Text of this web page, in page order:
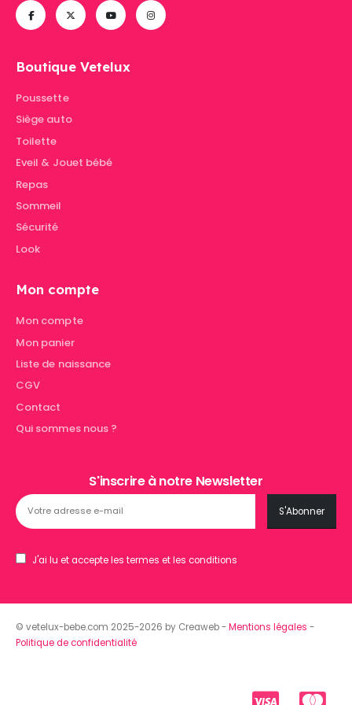
Boutique Vetelux
Poussette
Siège auto
Toilette
Eveil & Jouet bébé
Repas
Sommeil
Sécurité
Look
Mon compte
Mon compte
Mon panier
Liste de naissance
CGV
Contact
Qui sommes nous ?
S'inscrire à notre Newsletter
J'ai lu et accepte les termes et les conditions
© vetelux-bebe.com 2025-2026 by Creaweb -Mentions légales -
Politique de confidentialité